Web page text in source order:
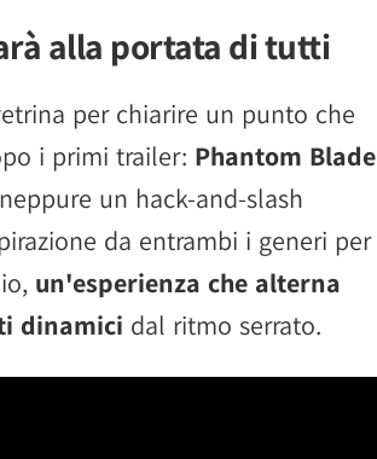
alla portata di tutti
per chiarire un punto che
i primi trailer: Phantom Blade
un hack-and-slash
da entrambi i generi per
un'esperienza che alterna
dinamici dal ritmo serrato.